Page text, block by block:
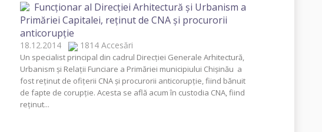
Funcţionar al Direcţiei Arhitectură şi Urbanism a
Primăriei Capitalei, reţinut de CNA şi procurorii
anticorupţie
18.12.2014 1814 Accesări
Un specialist principal din cadrul Direcţiei Generale Arhitectură,
Urbanism şi Relaţii Funciare a Primăriei municipiului Chişinău a
fost reţinut de ofiţerii CNA şi procurorii anticorupţie, fiind bănuit
de fapte de corupţie. Acesta se află acum în custodia CNA, fiind
reţinut...